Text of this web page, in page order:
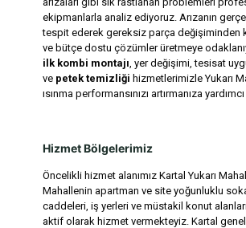
ekipmanlarla analiz ediyoruz. Arızanın
tespit ederek gereksiz parça değişiminden
ve bütçe dostu çözümler üretmeye
ilk kombi montajı, yer değişimi, tesisat
ve petek temizliği hizmetlerimizle Yukarı
ısınma performansınızı artırmanıza
Hizmet Bölgelerimiz
Öncelikli hizmet alanımız Kartal Yukarı
Mahallenin apartman ve site yoğunluklu
caddeleri, iş yerleri ve müstakil konut
aktif olarak hizmet vermekteyiz. Kartal